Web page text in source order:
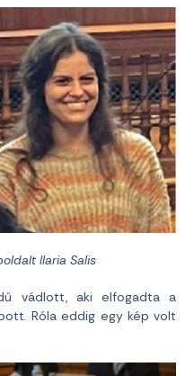
Ilaria Salis
vádlott, aki elfogadta a
Róla eddig egy kép volt